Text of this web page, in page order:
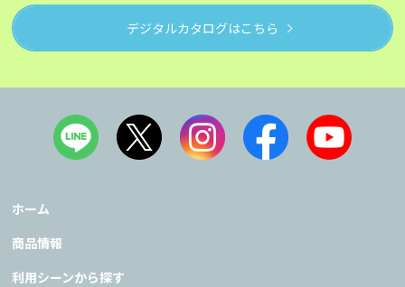
デジタルカタログはこちら
ホーム
商品情報
利用シーンから探す